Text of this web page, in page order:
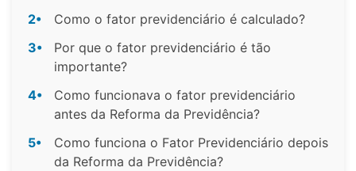
2•
Como o fator previdenciário é calculado?
3•
Por que o fator previdenciário é tão
importante?
4•
Como funcionava o fator previdenciário
antes da Reforma da Previdência?
5•
Como funciona o Fator Previdenciário depois
da Reforma da Previdência?